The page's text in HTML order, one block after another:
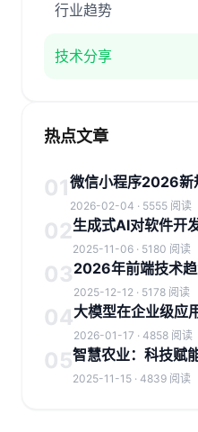
行业趋势
技术分享
热点文章
01微信小程序2026新
2026-02-04 · 5555 阅读
02生成式AI对软件开
2025-11-06 · 5180 阅读
032026年前端技术
2025-12-12 · 5178 阅读
04大模型在企业级应
2026-01-17 · 4858 阅读
05智慧农业：科技赋
2025-11-15 · 4839 阅读